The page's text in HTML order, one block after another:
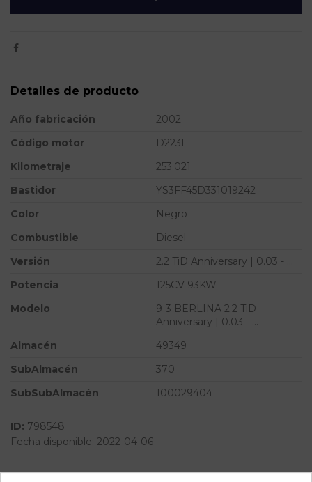
Detalles de producto
Año fabricación
2002
Código motor
D223L
Kilometraje
253.021
Bastidor
YS3FF45D331019242
Color
Negro
Combustible
Diesel
Versión
2.2 TiD Anniversary | 0.03 - ...
Potencia
125CV 93KW
Modelo
9-3 BERLINA 2.2 TiD
Anniversary | 0.03 - ...
Almacén
49349
SubAlmacén
370
SubSubAlmacén
100029404
ID: 798548
Fecha disponible: 2022-04-06